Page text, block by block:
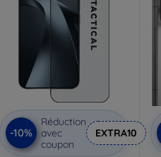
-10%
Réduction
avec
coupon
EXTRA10